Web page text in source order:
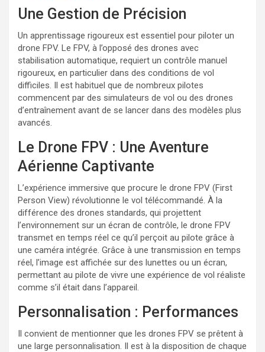
Une Gestion de Précision
Un apprentissage rigoureux est essentiel pour piloter un
drone FPV. Le FPV, à l’opposé des drones avec
stabilisation automatique, requiert un contrôle manuel
rigoureux, en particulier dans des conditions de vol
difficiles. Il est habituel que de nombreux pilotes
commencent par des simulateurs de vol ou des drones
d’entraînement avant de se lancer dans des modèles plus
avancés.
Le Drone FPV : Une Aventure
Aérienne Captivante
L’expérience immersive que procure le drone FPV (First
Person View) révolutionne le vol télécommandé. À la
différence des drones standards, qui projettent
l’environnement sur un écran de contrôle, le drone FPV
transmet en temps réel ce qu’il perçoit au pilote grâce à
une caméra intégrée. Grâce à une transmission en temps
réel, l’image est affichée sur des lunettes ou un écran,
permettant au pilote de vivre une expérience de vol réaliste
comme s’il était dans l’appareil.
Personnalisation : Performances
Il convient de mentionner que les drones FPV se prêtent à
une large personnalisation. Il est à la disposition de chaque